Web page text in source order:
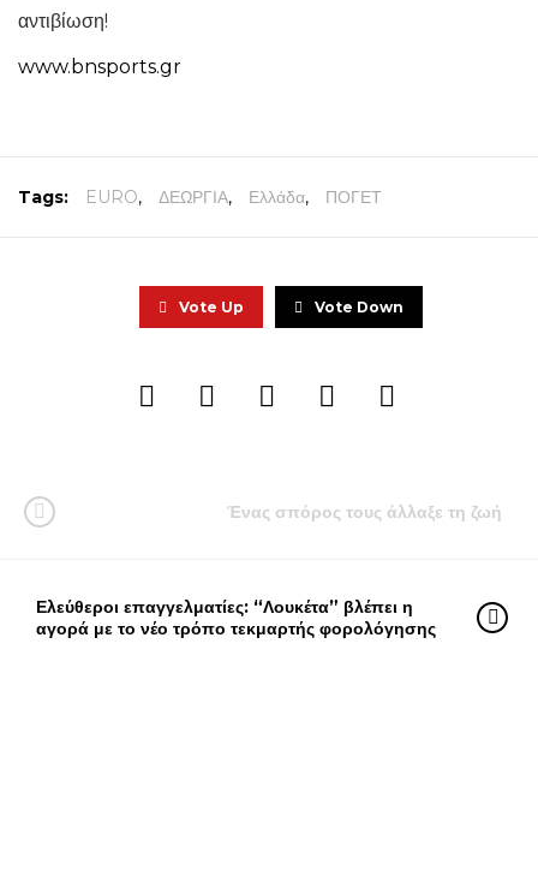
αντιβίωση!
www.bnsports.gr
Tags: EURO, ΔΕΩΡΓΙΑ, Ελλάδα, ΠΟΓΕΤ
Vote Up Vote Down
Ένας σπόρος τους άλλαξε τη ζωή
Ελεύθεροι επαγγελματίες: “Λουκέτα” βλέπει η
αγορά με το νέο τρόπο τεκμαρτής φορολόγησης